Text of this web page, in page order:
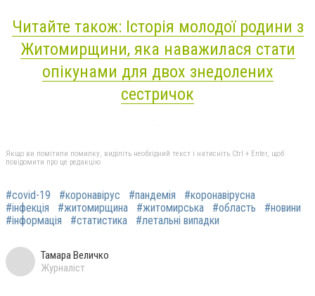
Читайте також: Історія молодої родини з
Житомирщини, яка наважилася стати
опікунами для двох знедолених
сестричок
Якщо ви помітили помилку, виділіть необхідний текст і натисніть Ctrl + Enter, щоб
повідомити про це редакцію
#covid-19 #коронавірус #пандемія
#коронавірусна
#інфекція
#житомирщина #житомирська #область
#новини
#інформація
#статистика #летальні випадки
Тамара Величко
Журналіст